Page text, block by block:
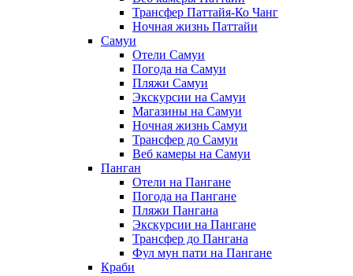
Трансфер Паттайя-Ко Чанг
Ночная жизнь Паттайи
Самуи
Отели Самуи
Погода на Самуи
Пляжи Самуи
Экскурсии на Самуи
Магазины на Самуи
Ночная жизнь Самуи
Трансфер до Самуи
Веб камеры на Самуи
Панган
Отели на Пангане
Погода на Пангане
Пляжи Пангана
Экскурсии на Пангане
Трансфер до Пангана
Фул мун пати на Пангане
Краби